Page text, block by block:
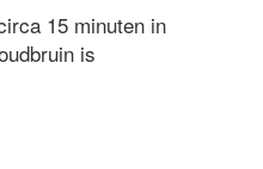
15 minuten in
is